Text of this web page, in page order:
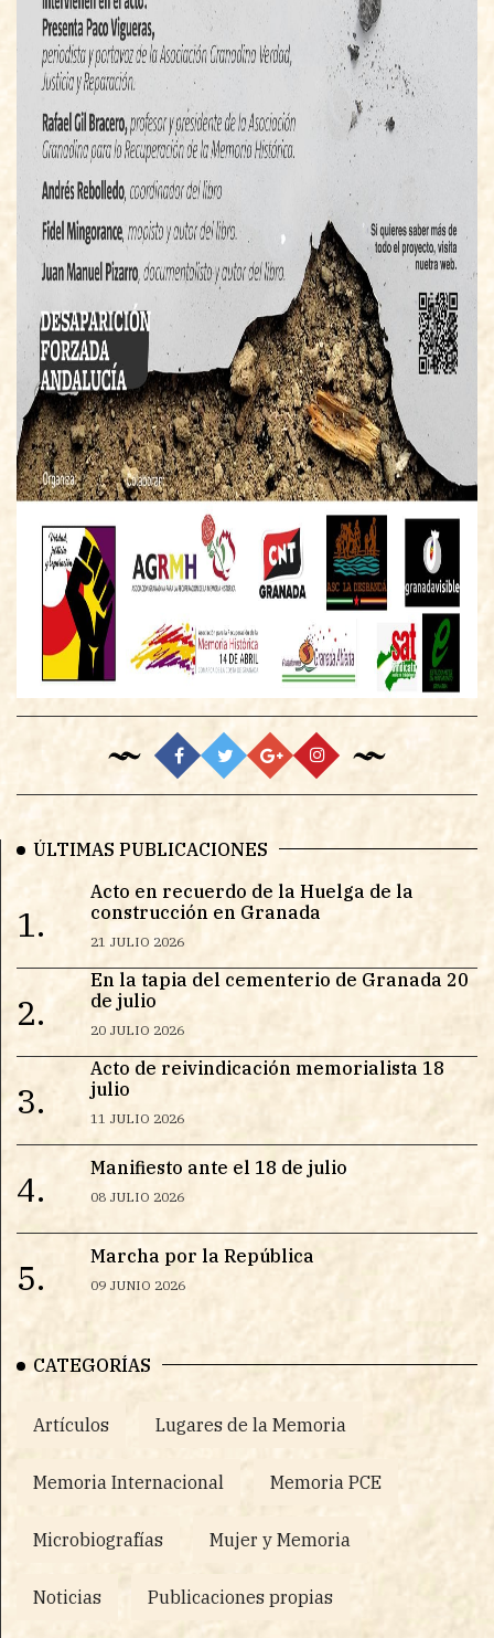
ÚLTIMAS PUBLICACIONES
1.
Acto en recuerdo de la Huelga de la
construcción en Granada
21 JULIO 2026
2.
En la tapia del cementerio de Granada 20
de julio
20 JULIO 2026
3.
Acto de reivindicación memorialista 18
julio
11 JULIO 2026
4.
Manifiesto ante el 18 de julio
08 JULIO 2026
5.
Marcha por la República
09 JUNIO 2026
CATEGORÍAS
Artículos Lugares de la Memoria
Memoria Internacional Memoria PCE
Microbiografías Mujer y Memoria
Noticias Publicaciones propias